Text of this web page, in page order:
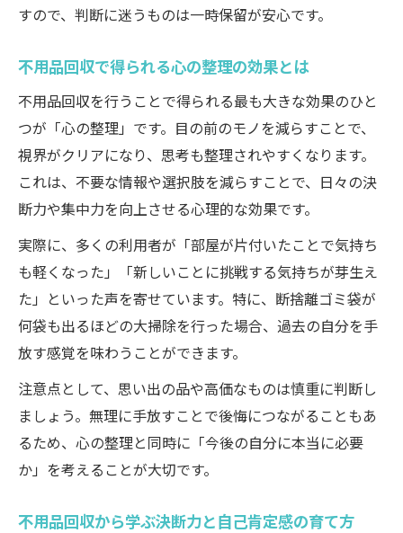
安心して依頼できる不用品回収業者の特徴
ント
信頼できる不用品回収業者の見分け方ガイ
ド
悪徳業者を避けるための不用品回収チェッ
ク法
不用品回収を依頼する際の安心材料と比較
基準
すので、判断に迷うものは一時保留が安心です。
不用品回収で得られる心の整理の効果とは
不用品回収を行うことで得られる最も大きな効果のひと
つが「心の整理」です。目の前のモノを減らすことで、
視界がクリアになり、思考も整理されやすくなります。
これは、不要な情報や選択肢を減らすことで、日々の決
断力や集中力を向上させる心理的な効果です。
実際に、多くの利用者が「部屋が片付いたことで気持ち
も軽くなった」「新しいことに挑戦する気持ちが芽生え
た」といった声を寄せています。特に、断捨離ゴミ袋が
何袋も出るほどの大掃除を行った場合、過去の自分を手
放す感覚を味わうことができます。
注意点として、思い出の品や高価なものは慎重に判断し
ましょう。無理に手放すことで後悔につながることもあ
るため、心の整理と同時に「今後の自分に本当に必要
か」を考えることが大切です。
不用品回収から学ぶ決断力と自己肯定感の育て方